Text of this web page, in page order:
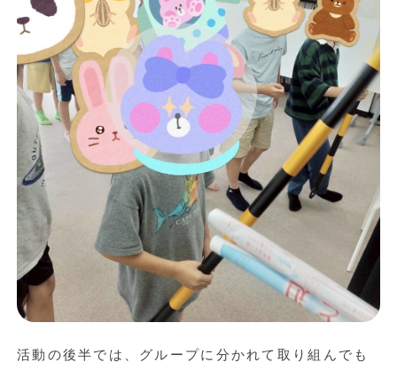
活動の後半では、グループに分かれて取り組んでも